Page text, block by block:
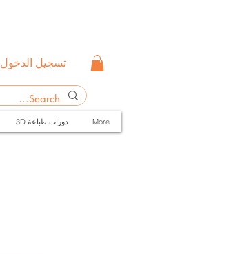
تسجيل الدخول
3D دورات طباعة More